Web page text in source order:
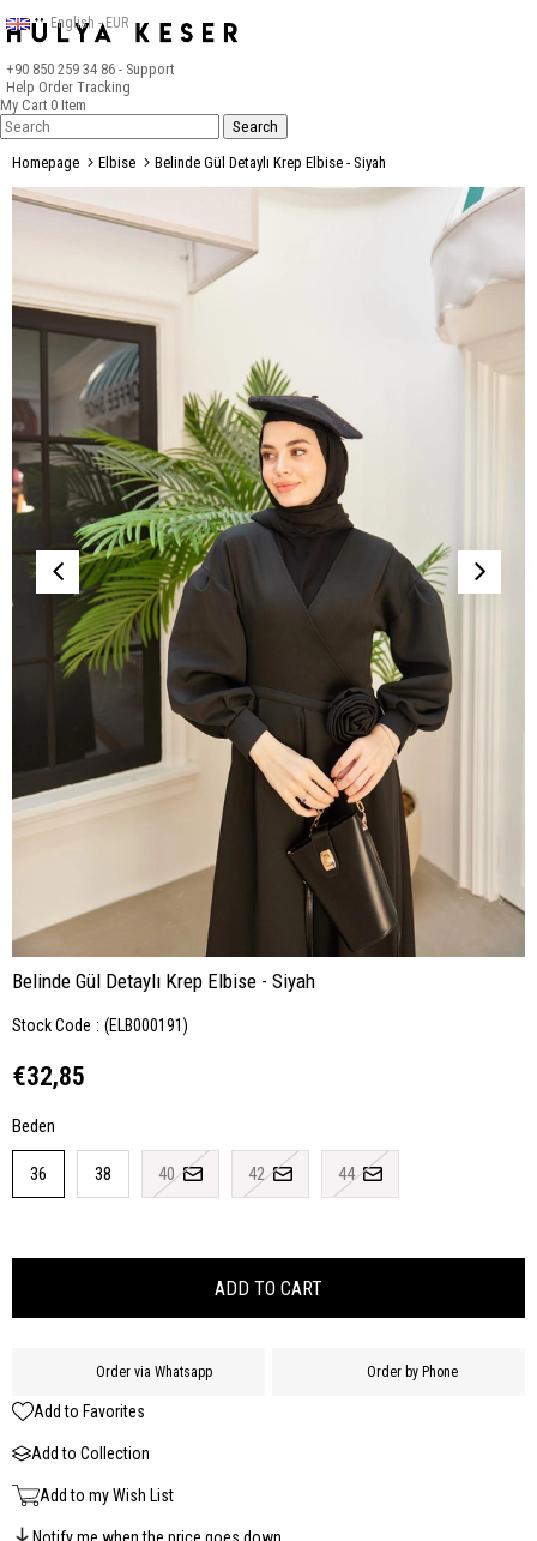
+90 850 259 34 86 - Support
Help Order Tracking
English - EUR
My Cart 0 Item
Homepage Elbise Belinde Gül Detaylı Krep Elbise - Siyah
Belinde Gül Detaylı Krep Elbise - Siyah
Stock Code (ELB000191)
€32,85
Beden
36 38 40 42 44
Order via Whatsapp Order by Phone
Add to Favorites
Add to Collection
Add to my Wish List
Notify me when the price goes down